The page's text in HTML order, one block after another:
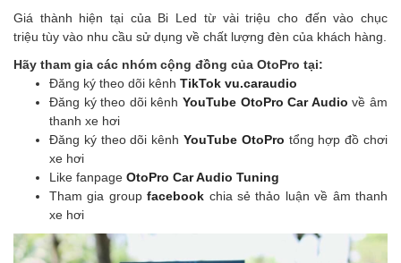
Giá thành hiện tại của Bi Led từ vài triệu cho đến vào chục
triệu tùy vào nhu cầu sử dụng về chất lượng đèn của khách hàng.
Hãy tham gia các nhóm cộng đồng của OtoPro tại:
Đăng ký theo dõi kênh TikTok vu.caraudio
Đăng ký theo dõi kênh YouTube OtoPro Car Audio về âm
thanh xe hơi
Đăng ký theo dõi kênh YouTube OtoPro tổng hợp đồ chơi
xe hơi
Like fanpage OtoPro Car Audio Tuning
Tham gia groupfacebook chia sẻ thảo luận về âm thanh
xe hơi